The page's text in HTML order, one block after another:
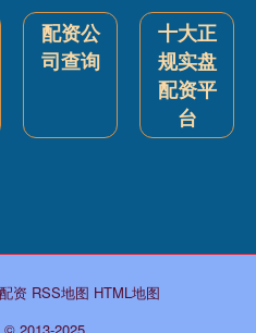
配资公
司查询
十大正
规实盘
配资平
台
资 RSS地图 HTML地图